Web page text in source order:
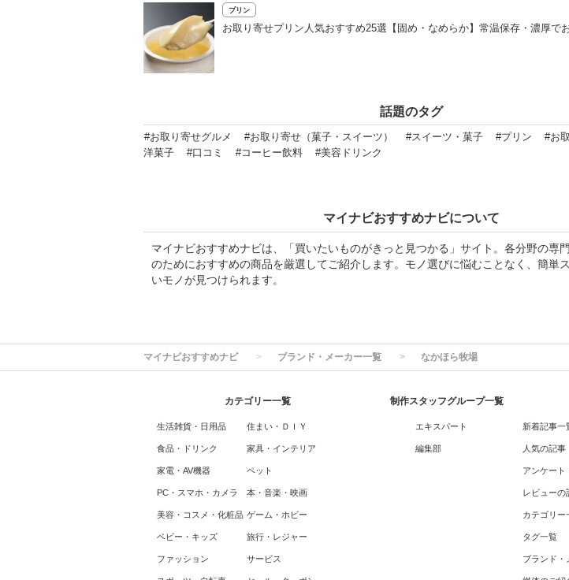
プリン
お取り寄せプリン人気おすすめ25選【固め・なめらか】常温保存・濃厚で
話題のタグ
#お取り寄せグルメ #お取り寄せ（菓子・スイーツ） #スイーツ・菓子 #プリン #お
洋菓子
#口コミ #コーヒー飲料 #美容ドリンク
マイナビおすすめナビについて
マイナビおすすめナビは、「買いたいものがきっと見つかる」サイト。各分野の専
のためにおすすめの商品を厳選してご紹介します。モノ選びに悩むことなく、簡単
いモノが見つけられます。
マイナビおすすめナビ ブランド・メーカー一覧 なかほら牧場
カテゴリー一覧
生活雑貨・日用品
食品・ドリンク
家電・AV機器
PC・スマホ・カメラ
美容・コスメ・化粧品
ベビー・キッズ
ファッション
住まい・ＤＩＹ
家具・インテリア
ペット
本・音楽・映画
ゲーム・ホビー
旅行・レジャー
サービス
制作スタッフグループ一覧
エキスパート
編集部
新着記事一
人気の記事
アンケート
レビューの
カテゴリー
タグ一覧
ブランド・